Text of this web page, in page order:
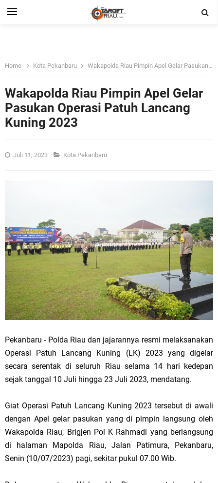
Home Kota Pekanbaru Wakapolda Riau Pimpin Apel Gelar Pasukan Operasi Patuh Lancang Kuning 2023
Wakapolda Riau Pimpin Apel Gelar
Pasukan Operasi Patuh Lancang
Kuning 2023
Juli 11, 2023 Kota Pekanbaru
Pekanbaru - Polda Riau dan jajarannya resmi melaksanakan
Operasi Patuh Lancang Kuning (LK) 2023 yang digelar
secara serentak di seluruh Riau selama 14 hari kedepan
sejak tanggal 10 Juli hingga 23 Juli 2023, mendatang.
Giat Operasi Patuh Lancang Kuning 2023 tersebut di awali
dengan Apel gelar pasukan yang di pimpin langsung oleh
Wakapolda Riau, Brigjen Pol K Rahmadi yang berlangsung
di halaman Mapolda Riau, Jalan Patimura, Pekanbaru,
Senin (10/07/2023) pagi, sekitar pukul 07.00 Wib.